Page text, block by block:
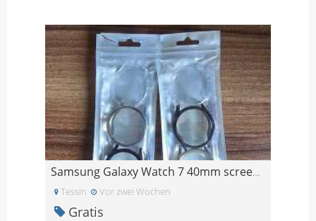
Samsung Galaxy Watch 7 40mm screen protector
Tessin Vor zwei Wochen
Gratis